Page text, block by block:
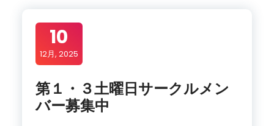
10
12月, 2025
第１・３土曜日サークルメン
バー募集中